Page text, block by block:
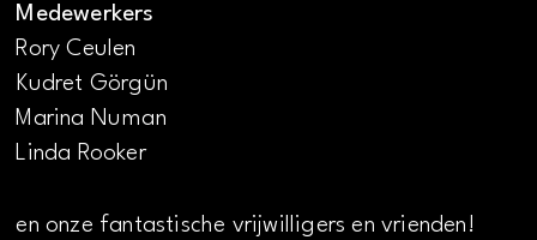
Medewerkers
Rory Ceulen
Kudret Görgün
Marina Numan
Linda Rooker
en onze fantastische vrijwilligers en vrienden!